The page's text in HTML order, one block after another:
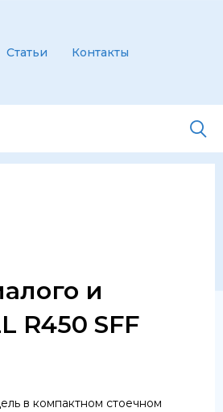
Статьи Контакты
и
R450 SFF
в компактном стоечном